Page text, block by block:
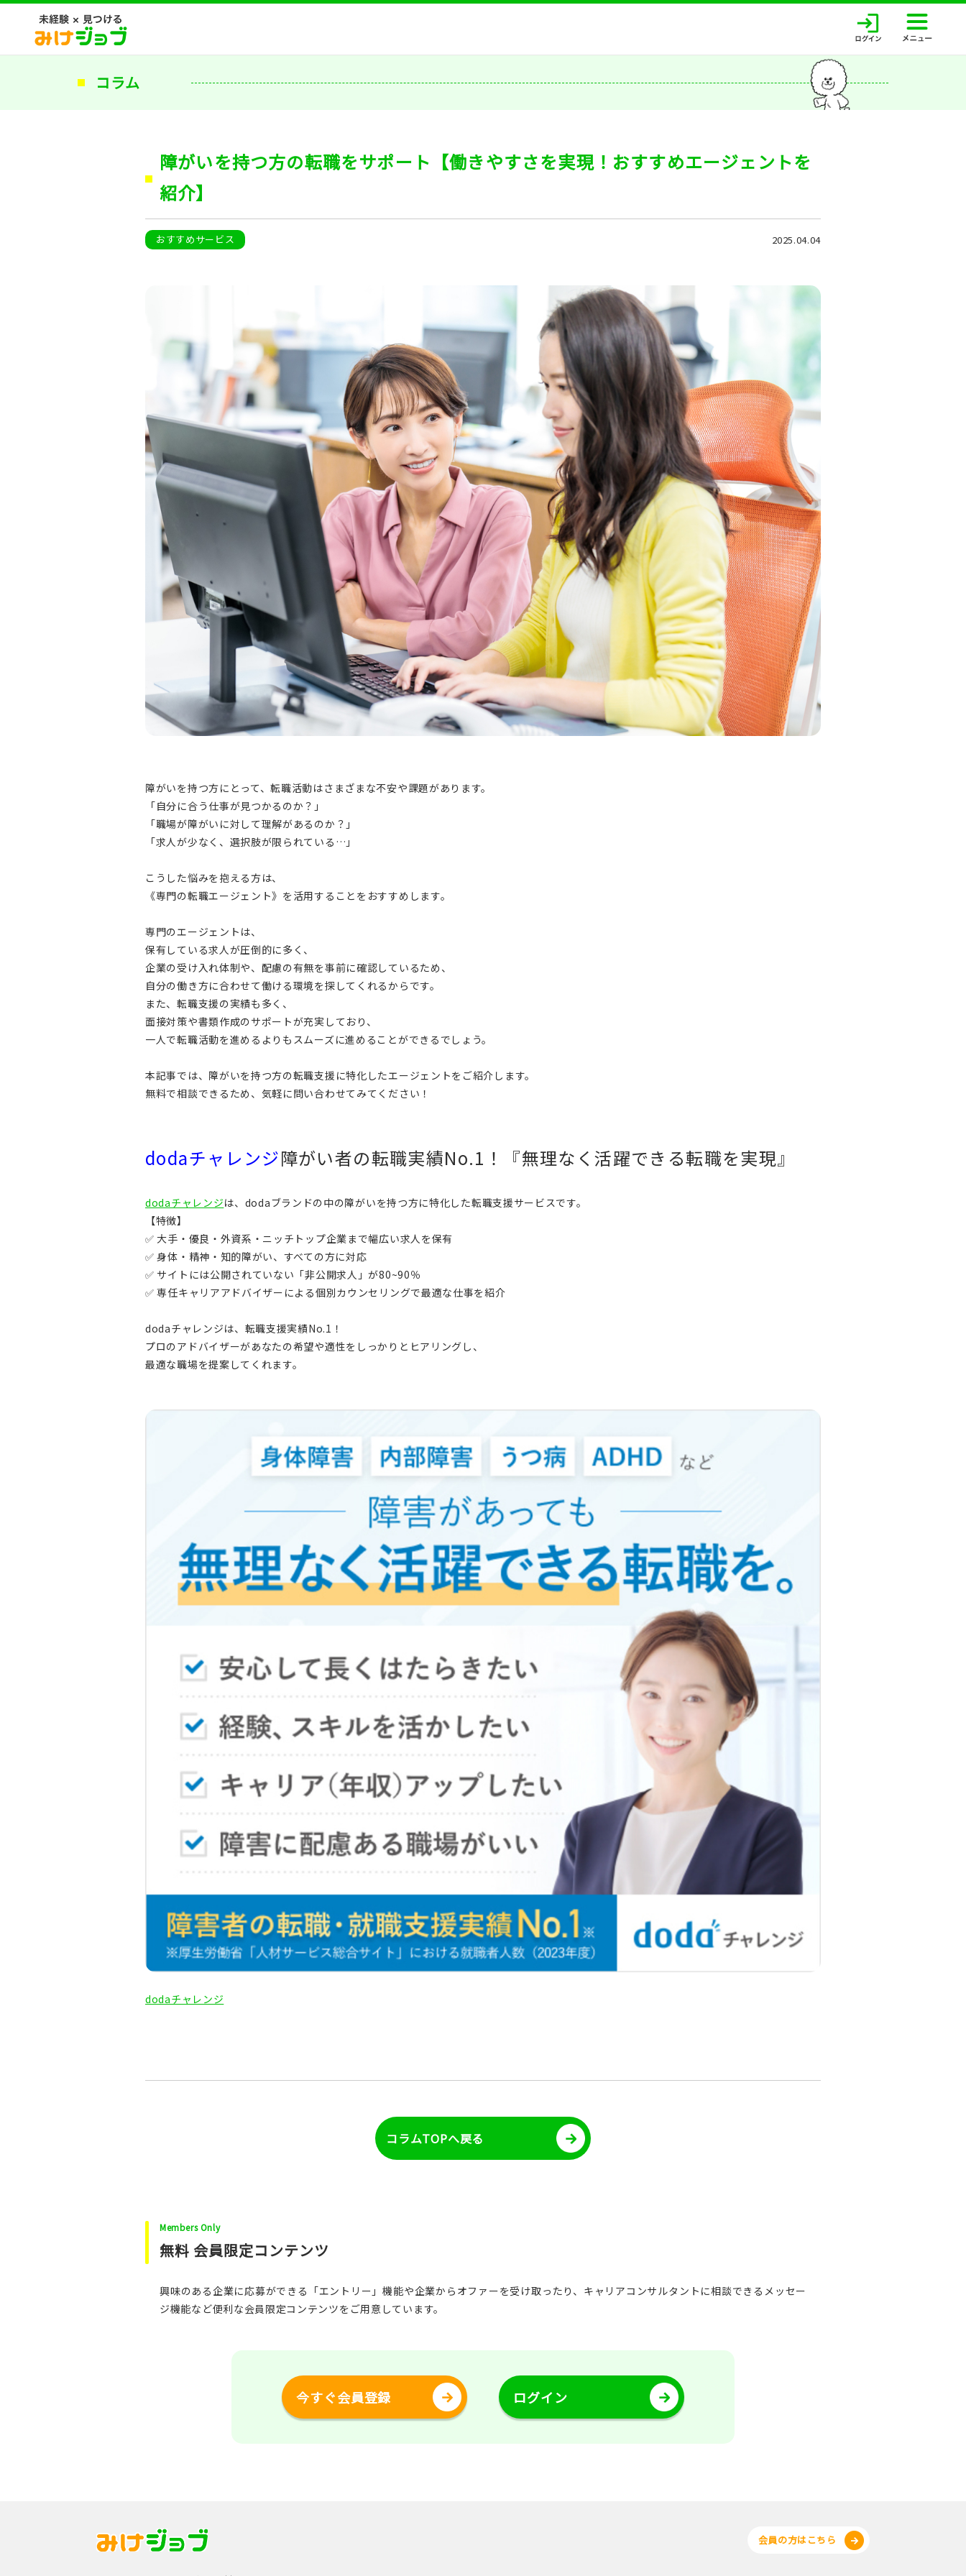
コラム
障がいを持つ方の転職をサポート【働きやすさを実現！おすすめエージェントを
紹介】
おすすめサービス 2025.04.04
障がいを持つ方にとって、転職活動はさまざまな不安や課題があります。
「自分に合う仕事が見つかるのか？」
「職場が障がいに対して理解があるのか？」
「求人が少なく、選択肢が限られている…」
こうした悩みを抱える方は、
《専門の転職エージェント》を活用することをおすすめします。
専門のエージェントは、
保有している求人が圧倒的に多く、
企業の受け入れ体制や、配慮の有無を事前に確認しているため、
自分の働き方に合わせて働ける環境を探してくれるからです。
また、転職支援の実績も多く、
面接対策や書類作成のサポートが充実しており、
一人で転職活動を進めるよりもスムーズに進めることができるでしょう。
本記事では、障がいを持つ方の転職支援に特化したエージェントをご紹介します。
無料で相談できるため、気軽に問い合わせてみてください！
dodaチャレンジ障がい者の転職実績No.1！『無理なく活躍できる転職を実現』
dodaチャレンジは、dodaブランドの中の障がいを持つ方に特化した転職支援サービスです。
【特徴】
✅ 大手・優良・外資系・ニッチトップ企業まで幅広い求人を保有
✅ 身体・精神・知的障がい、すべての方に対応
✅ サイトには公開されていない「非公開求人」が80~90％
✅ 専任キャリアアドバイザーによる個別カウンセリングで最適な仕事を紹介
dodaチャレンジは、転職支援実績No.1！
プロのアドバイザーがあなたの希望や適性をしっかりとヒアリングし、
最適な職場を提案してくれます。
dodaチャレンジ
コラムTOPへ戻る
Members Only
無料 会員限定コンテンツ
興味のある企業に応募ができる「エントリー」機能や企業からオファーを受け取ったり、キャリアコンサルタントに相談できるメッセー
ジ機能など便利な会員限定コンテンツをご用意しています。
今すぐ会員登録 ログイン
会員の方はこちら